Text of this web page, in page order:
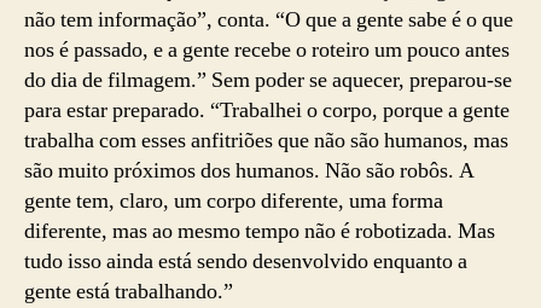
não tem informação”, conta. “O que a gente sabe é o que
nos é passado, e a gente recebe o roteiro um pouco antes
do dia de filmagem.” Sem poder se aquecer, preparou-se
para estar preparado. “Trabalhei o corpo, porque a gente
trabalha com esses anfitriões que não são humanos, mas
são muito próximos dos humanos. Não são robôs. A
gente tem, claro, um corpo diferente, uma forma
diferente, mas ao mesmo tempo não é robotizada. Mas
tudo isso ainda está sendo desenvolvido enquanto a
gente está trabalhando.”